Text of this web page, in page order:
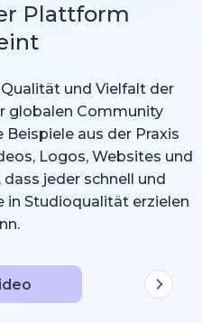
Plattform
und Vielfalt der
globalen Community
aus der Praxis
Logos, Websites und
dass jeder schnell und
in Studioqualität erzielen